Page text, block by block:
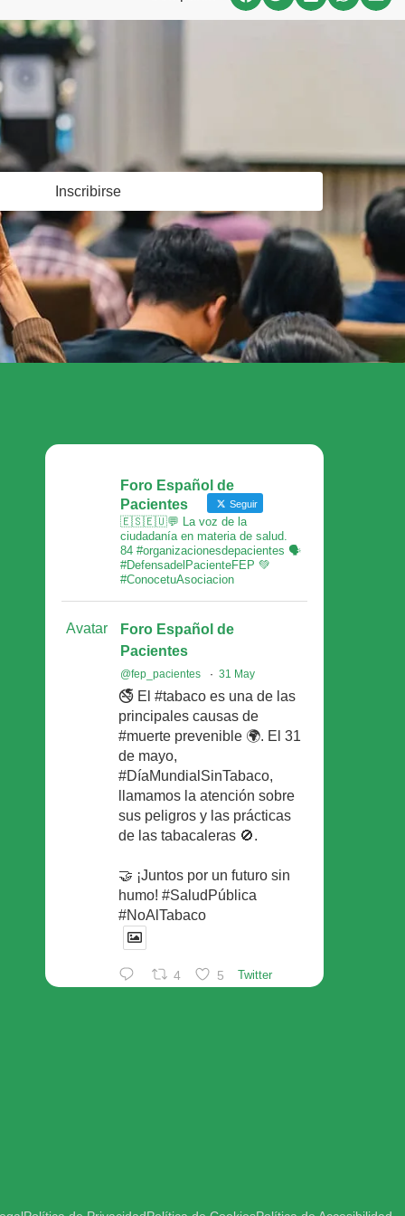
Inscribirse
Foro Español de
Pacientes
Seguir
🇪🇸🇪🇺💬 La voz de la
ciudadanía en materia de salud.
84 #organizacionesdepacientes 🗣
#DefensadelPacienteFEP 💚
#ConocetuAsociacion
Avatar
Foro Español de
Pacientes
@fep_pacientes · 31 May
🚭 El #tabaco es una de las
principales causas de
#muerte prevenible 🌍. El 31
de mayo,
#DíaMundialSinTabaco,
llamamos la atención sobre
sus peligros y las prácticas
de las tabacaleras 🚫.
🤝 ¡Juntos por un futuro sin
humo! #SaludPública
#NoAlTabaco
4 5 Twitter